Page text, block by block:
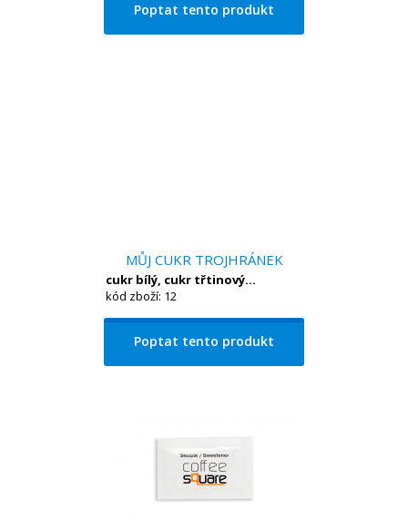
Poptat tento produkt
MŮJ CUKR TROJHRÁNEK
cukr bílý, cukr třtinový...
kód zboží: 12
Poptat tento produkt